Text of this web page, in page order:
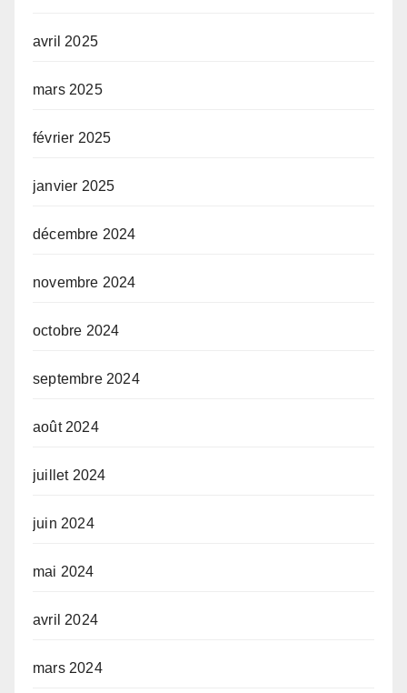
avril 2025
mars 2025
février 2025
janvier 2025
décembre 2024
novembre 2024
octobre 2024
septembre 2024
août 2024
juillet 2024
juin 2024
mai 2024
avril 2024
mars 2024